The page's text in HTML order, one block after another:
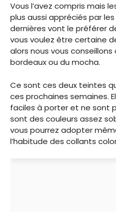
Vous l’avez compris mais
plus aussi appréciés par
dernières vont le préférer
vous voulez être certaine
alors nous vous
bordeaux ou du mocha.
Ce sont ces deux teintes
ces prochaines semaines.
faciles à porter et ne sont
sont des couleurs assez
vous pourrez adopter
l’habitude des collants